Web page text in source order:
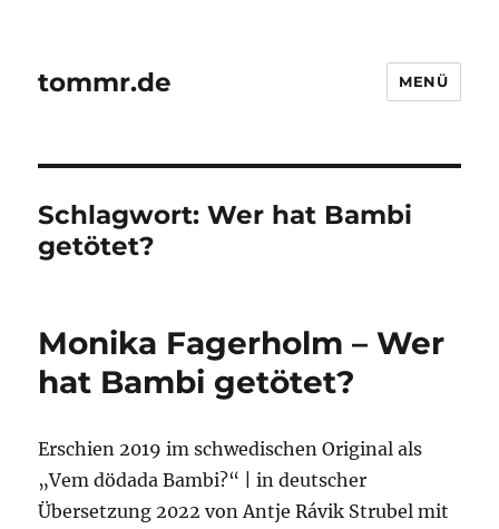
tommr.de MENÜ
Schlagwort:Wer hat Bambi
getötet?
Monika Fagerholm – Wer
hat Bambi getötet?
Erschien 2019 im schwedischen Original als
„Vem dödada Bambi?“ | in deutscher
Übersetzung 2022 von Antje Rávik Strubel mit